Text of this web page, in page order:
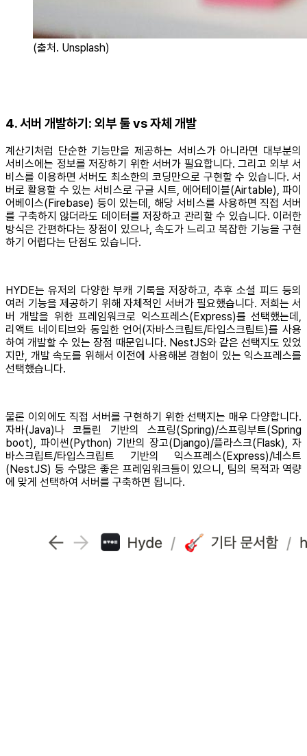
(출처. Unsplash)
4. 서버 개발하기: 외부 툴 vs 자체 개발
계산기처럼 단순한 기능만을 제공하는 서비스가 아니라면 대부분의
서비스에는 정보를 저장하기 위한 서버가 필요합니다. 그리고 외부 서
비스를 이용하면 서버도 최소한의 코딩만으로 구현할 수 있습니다. 서
버로 활용할 수 있는 서비스로 구글 시트, 에어테이블(Airtable), 파이
어베이스(Firebase) 등이 있는데, 해당 서비스를 사용하면 직접 서버
를 구축하지 않더라도 데이터를 저장하고 관리할 수 있습니다. 이러한
방식은 간편하다는 장점이 있으나, 속도가 느리고 복잡한 기능을 구현
하기 어렵다는 단점도 있습니다.
HYDE는 유저의 다양한 부캐 기록을 저장하고, 추후 소셜 피드 등의
여러 기능을 제공하기 위해 자체적인 서버가 필요했습니다. 저희는 서
버 개발을 위한 프레임워크로 익스프레스(Express)를 선택했는데,
리액트 네이티브와 동일한 언어(자바스크립트/타입스크립트)를 사용
하여 개발할 수 있는 장점 때문입니다. NestJS와 같은 선택지도 있었
지만, 개발 속도를 위해서 이전에 사용해본 경험이 있는 익스프레스를
선택했습니다.
물론 이외에도 직접 서버를 구현하기 위한 선택지는 매우 다양합니다.
자바(Java)나 코틀린 기반의 스프링(Spring)/스프링부트(Spring
boot), 파이썬(Python) 기반의 장고(Django)/플라스크(Flask), 자
바스크립트/타입스크립트 기반의 익스프레스(Express)/네스트
(NestJS) 등 수많은 좋은 프레임워크들이 있으니, 팀의 목적과 역량
에 맞게 선택하여 서버를 구축하면 됩니다.